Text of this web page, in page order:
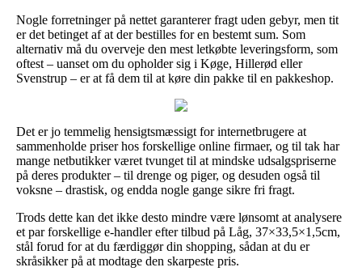
Nogle forretninger på nettet garanterer fragt uden gebyr, men tit
er det betinget af at der bestilles for en bestemt sum. Som
alternativ må du overveje den mest letkøbte leveringsform, som
oftest – uanset om du opholder sig i Køge, Hillerød eller
Svenstrup – er at få dem til at køre din pakke til en pakkeshop.
Det er jo temmelig hensigtsmæssigt for internetbrugere at
sammenholde priser hos forskellige online firmaer, og til tak har
mange netbutikker været tvunget til at mindske udsalgspriserne
på deres produkter – til drenge og piger, og desuden også til
voksne – drastisk, og endda nogle gange sikre fri fragt.
Trods dette kan det ikke desto mindre være lønsomt at analysere
et par forskellige e-handler efter tilbud på Låg, 37×33,5×1,5cm,
stål forud for at du færdiggør din shopping, sådan at du er
skråsikker på at modtage den skarpeste pris.